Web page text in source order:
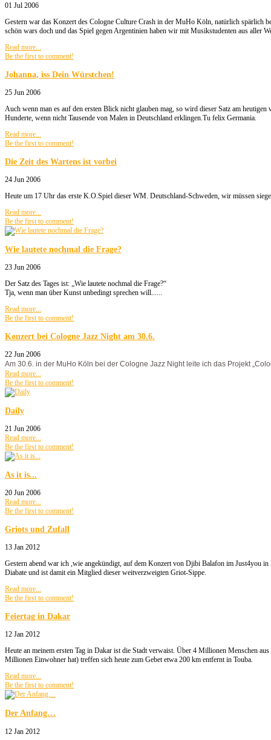
01 Jul 2006
Gestern war das Konzert des Cologne Culture Crash in der MuHo Köln, natürlich spärlich
schön wars doch und das Spiel gegen Argentinien haben wir mit Musikstudenten aus aller
Read more...
Be the first to comment!
Johanna, iss Dein Würstchen!
25 Jun 2006
Auch wenn man es auf den ersten Blick nicht glauben mag, so wird dieser Satz am heutigen
Hunderte, wenn nicht Tausende von Malen in Deutschland erklingen.Tu felix Germania.
Read more...
Be the first to comment!
Die Zeit des Wartens ist vorbei
24 Jun 2006
Heute um 17 Uhr das erste K.O.Spiel dieser WM. Deutschland-Schweden, wir müssen
Read more...
Be the first to comment!
Wie lautete nochmal die Frage?
23 Jun 2006
Der Satz des Tages ist: „Wie lautete nochmal die Frage?“
Tja, wenn man über Kunst unbedingt sprechen will......
Read more...
Be the first to comment!
Konzert bei Cologne Jazz Night am 30.6.
22 Jun 2006
Am 30.6. in der MuHo Köln bei der Cologne Jazz Night leite ich das Projekt
Read more...
Be the first to comment!
Daily
21 Jun 2006
Read more...
Be the first to comment!
As it is...
20 Jun 2006
Read more...
Be the first to comment!
Griots und Zufall
13 Jan 2012
Gestern abend war ich ,wie angekündigt, auf dem Konzert von Djibi Balafon im Just4you
Diabate und ist damit ein Mitglied dieser weitverzweigten Griot-Sippe.
Read more...
Be the first to comment!
Feiertag in Dakar
12 Jan 2012
Heute an meinem ersten Tag in Dakar ist die Stadt verwaist. Über 4 Millionen Menschen aus
Millionen Einwohner hat) treffen sich heute zum Gebet etwa 200 km entfernt in Touba.
Read more...
Be the first to comment!
Der Anfang…
12 Jan 2012